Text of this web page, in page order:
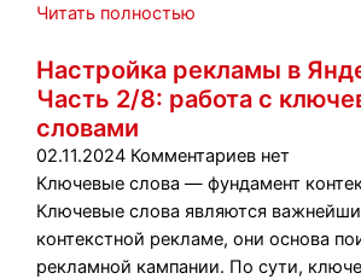
Читать полностью
Настройка рекламы в
Часть 2/8: работа с
словами
02.11.2024 Комментариев нет
Ключевые слова — фундамент
Ключевые слова являются
контекстной рекламе, они основа
рекламной кампании. По сути,